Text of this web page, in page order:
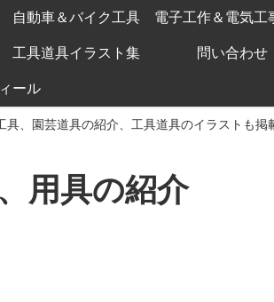
、園芸道具の紹介、工具道具のイラストも掲
用具の紹介
自動車＆バイク工具 電子工作＆電気工
工具道具イラスト集 問い合わせ
ール